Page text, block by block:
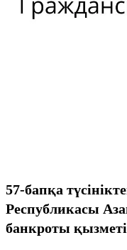
57-бапқа
Республикасы
банкроты